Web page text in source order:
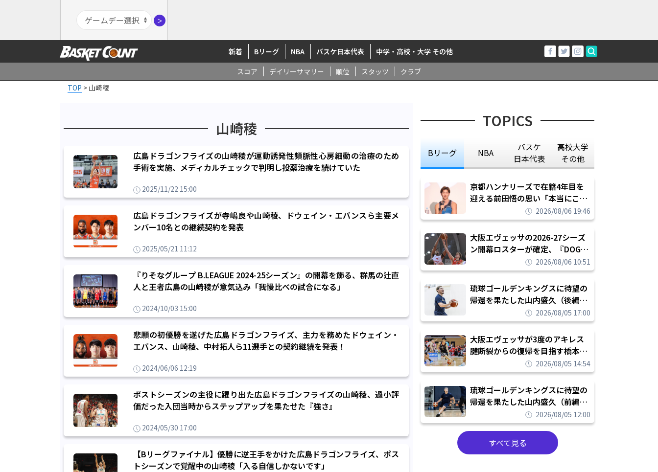
＞
新着 Bリーグ NBA バスケ日本代表 中学・高校・大学 その他
スコア デイリーサマリー 順位 スタッツ
クラブ
TOP > 山崎稜
山崎稜
広島ドラゴンフライズの山崎稜が運動誘発性頻脈性心房細動の治療のため
手術を実施、メディカルチェックで判明し投薬治療を続けていた
2025/11/22 15:00
広島ドラゴンフライズが寺嶋良や山崎稜、ドウェイン・エバンスら主要メ
ンバー10名との継続契約を発表
2025/05/21 11:12
『りそなグループ B.LEAGUE 2024-25シーズン』の開幕を飾る、群馬の辻直
人と王者広島の山崎稜が意気込み「我慢比べの試合になる」
2024/10/03 15:00
悲願の初優勝を遂げた広島ドラゴンフライズ、主力を務めたドウェイン・
エバンス、山崎稜、中村拓人ら11選手との契約継続を発表！
2024/06/06 12:19
ポストシーズンの主役に躍り出た広島ドラゴンフライズの山崎稜、過小評
価だった入団当時からステップアップを果たせた『強さ』
2024/05/30 17:00
【Bリーグファイナル】優勝に逆王手をかけた広島ドラゴンフライズ、ポス
トシーズンで覚醒中の山崎稜「入る自信しかないです」
TOPICS
Bリーグ NBA
バスケ
日本代表
高校大学
その他
京都ハンナリーズで在籍4年目を
迎える前田悟の思い「本当にこの
チームで勝ちたい、負けたまま舐
められたまま終わりたくない」
2026/08/06 19:46
大阪エヴェッサの2026-27シーズ
ン開幕ロスターが確定、『DOG
FIGHT』のチームカルチャーを推
し進めて結果を求めるシーズンへ
2026/08/06 10:51
琉球ゴールデンキングスに待望の
帰還を果たした山内盛久（後編）
「1人のウチナーンチュとしてみ
んなが誇りに思えるチームにして
いく」
2026/08/05 17:00
大阪エヴェッサが3度のアキレス
腱断裂からの復帰を目指す橋本拓
哉と契約を締結「もう一度コート
に立ちたい」
2026/08/05 14:54
琉球ゴールデンキングスに待望の
帰還を果たした山内盛久（前編）
「キングスが積み上げてきたもの
を次の世代に繋いでいくのがやり
甲斐」
2026/08/05 12:00
すべて見る